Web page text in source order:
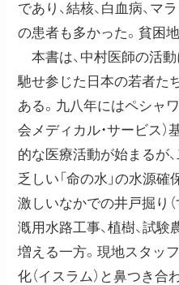
であり、結核、白血病、マ
の患者も多かった。貧困
本書は、中村医師の活
馳せ参じた日本の若者た
ある。九八年にはペシャ
会メディカル・サービス
的な医療活動が始まるが
乏しい「命の水」の水源
激しいなかでの井戸掘り（
漑用水路工事、植樹、試
増える一方。現地スタッ
化（イスラム）と鼻つき合